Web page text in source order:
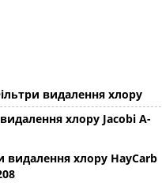
видалення хлору
хлору Jacobi A-
видалення хлору HayCarb